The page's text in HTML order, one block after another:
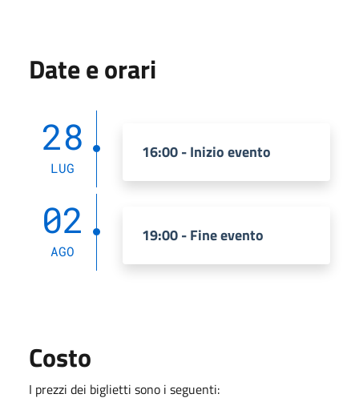
Date e orari
28
LUG
16:00 - Inizio evento
02
AGO
19:00 - Fine evento
Costo
I prezzi dei biglietti sono i seguenti: